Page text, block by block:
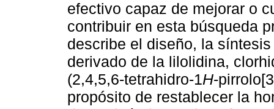
efectivo capaz de mejorar o
contribuir en esta búsqueda
describe el diseño, la
derivado de la lilolidina,
(2,4,5,6-tetrahidro-1H-
propósito de restablecer la